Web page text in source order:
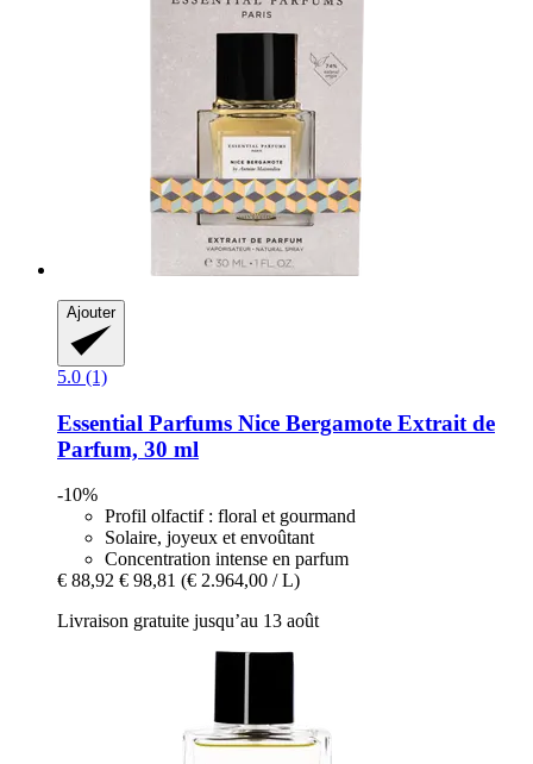
Ajouter
5.0 (1)
Essential Parfums Nice Bergamote Extrait de
Parfum, 30 ml
-10%
Profil olfactif : floral et gourmand
Solaire, joyeux et envoûtant
Concentration intense en parfum
€ 88,92 € 98,81 (€ 2.964,00 / L)
Livraison gratuite jusqu’au 13 août